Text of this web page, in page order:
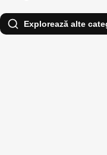
Explorează alte